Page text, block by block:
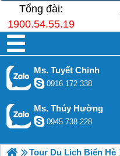
Tổng đài:
1900.54.55.19
Ms. Tuyết Chinh
0916 172 338
Ms. Thúy Hường
0945 738 228
Tour Du Lịch Biển Hè